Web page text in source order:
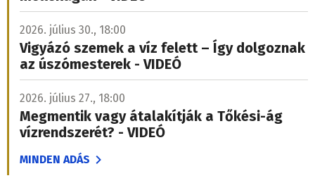
2026. július 30., 18:00
Vigyázó szemek a víz felett – Így dolgoznak
az úszómesterek - VIDEÓ
2026. július 27., 18:00
Megmentik vagy átalakítják a Tőkési-ág
vízrendszerét? - VIDEÓ
MINDEN ADÁS